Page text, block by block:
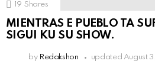
19 Shares
MIENTRAS E PUEBLO TA
SIGUI KU SU SHOW.
by Redakshon updated August